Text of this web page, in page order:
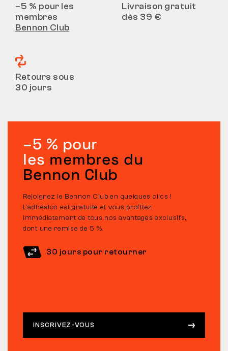
–5 % pour les
membres
Bennon Club
Livraison gratuit
dès 39 €
Retours sous
30 jours
–5 % pour
les membres du
Bennon Club
Rejoignez le Bennon Club en quelques clics !
L’adhésion est gratuite et vous profitez
immédiatement de tous nos avantages exclusifs,
dont une remise de 5 %.
30 jours pour retourner
INSCRIVEZ-VOUS